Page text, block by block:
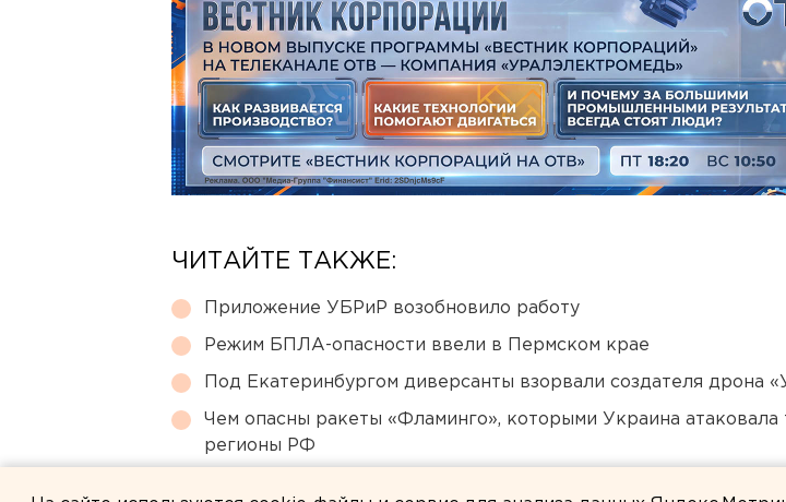
ЧИТАЙТЕ ТАКЖЕ:
Приложение УБРиР возобновило работу
Режим БПЛА-опасности ввели в Пермском крае
Под Екатеринбургом диверсанты взорвали создателя дрона
Чем опасны ракеты «Фламинго», которыми Украина атаковала
регионы РФ